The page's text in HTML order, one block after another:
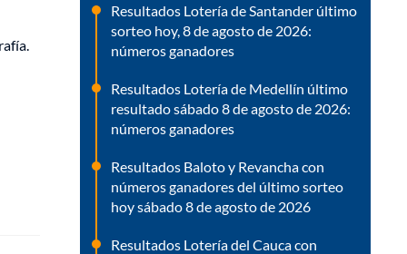
Resultados Lotería de Santander último
sorteo hoy, 8 de agosto de 2026:
números ganadores
Resultados Lotería de Medellín último
resultado sábado 8 de agosto de 2026:
números ganadores
Resultados Baloto y Revancha con
números ganadores del último sorteo
hoy sábado 8 de agosto de 2026
Resultados Lotería del Cauca con